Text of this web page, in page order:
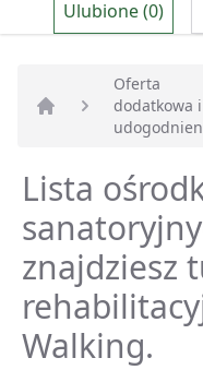
Ulubione (0)
Strona główna
Oferta
dodatkowa i
Lista
znajdziesz
Walking.